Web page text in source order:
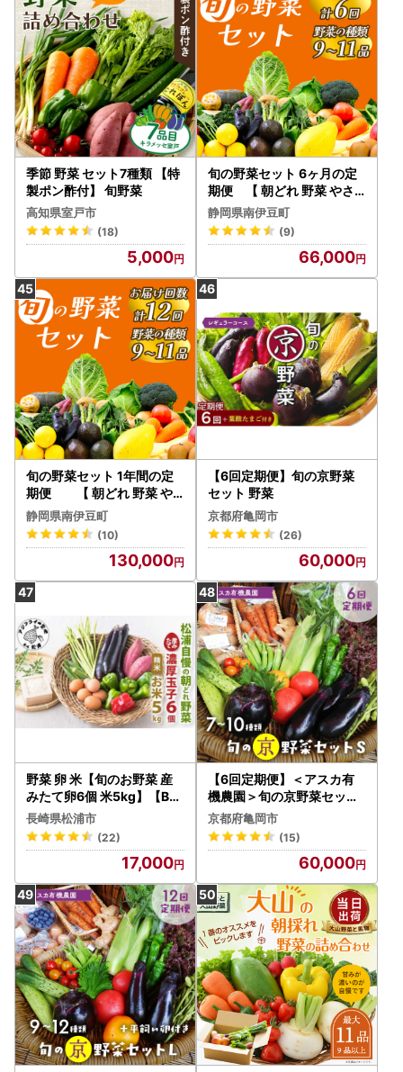
季節 野菜 セット7種類 【特
製ポン酢付】 旬野菜
高知県室戸市
(18)
5,000
旬の野菜セット 6ヶ月の定
期便 【 朝どれ 野菜 やさ
い 新鮮 】
静岡県南伊豆町
(9)
66,000
旬の野菜セット 1年間の定
期便 【 朝どれ 野菜 や
さい 新鮮 】
静岡県南伊豆町
(10)
130,000
【6回定期便】旬の京野菜
セット 野菜
京都府亀岡市
(26)
60,000
野菜 卵 米【旬のお野菜 産
みたて卵6個 米5kg】【B7-
039】
長崎県松浦市
(22)
17,000
【6回定期便】＜アスカ有
機農園＞旬の京野菜セット
Ｓ 野菜
京都府亀岡市
(15)
60,000